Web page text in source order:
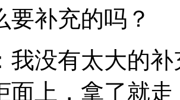
要补充的吗？
我没有太大的
面上，拿了就